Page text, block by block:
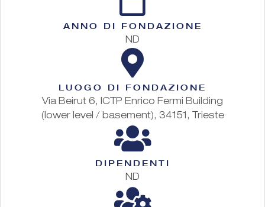
ANNO DI FONDAZIONE
ND
LUOGO DI FONDAZIONE
Via Beirut 6, ICTP Enrico Fermi Building
(lower level / basement), 34151, Trieste
DIPENDENTI
ND